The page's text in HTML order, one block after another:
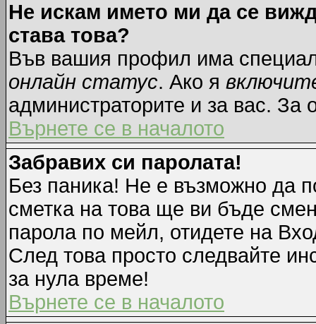
Не искам името ми да се
става това?
Във вашия профил има
онлайн статус. Ако я
администраторите и за вас. За
Върнете се в началото
Забравих си паролата!
Без паника! Не е възможно да
сметка на това ще ви бъде
парола по мейл, отидете на
След това просто следвайте
за нула време!
Върнете се в началото